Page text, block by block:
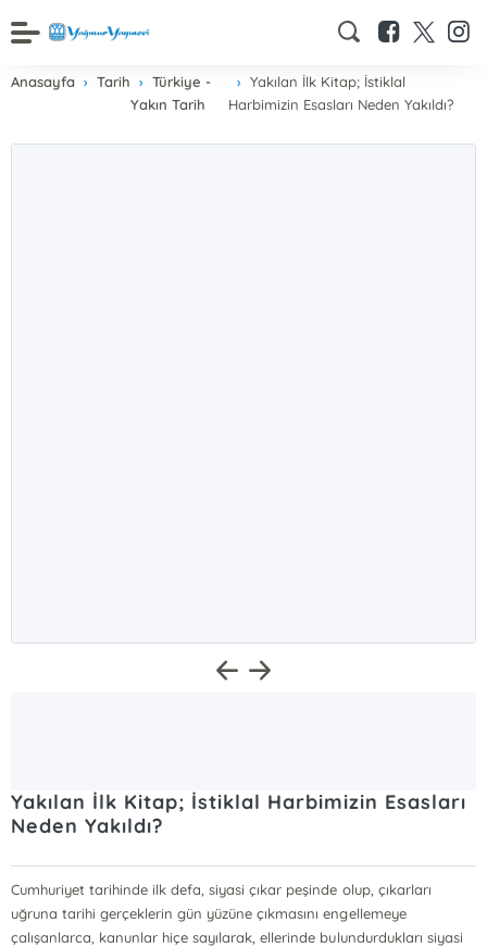
Anasayfa Tarih
Türkiye -
Yakın Tarih
Yakılan İlk Kitap; İstiklal
Harbimizin Esasları Neden Yakıldı?
Yakılan İlk Kitap; İstiklal Harbimizin Esasları
Neden Yakıldı?
Cumhuriyet tarihinde ilk defa, siyasi çıkar peşinde olup, çıkarları
uğruna tarihi gerçeklerin gün yüzüne çıkmasını engellemeye
çalışanlarca, kanunlar hiçe sayılarak, ellerinde bulundurdukları siyasi